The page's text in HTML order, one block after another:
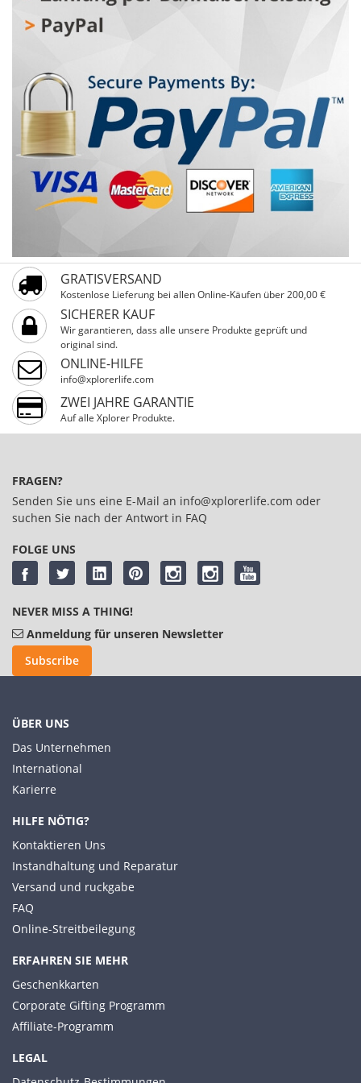
es ideal für Gehen und leichtes Laufen.
GRATISVERSAND
Kostenlose Lieferung bei allen Online-Käufen über 200,00 €
SICHERER KAUF
Wir garantieren, dass alle unsere Produkte geprüft und
original sind.
ONLINE-HILFE
info@xplorerlife.com
ZWEI JAHRE GARANTIE
Auf alle Xplorer Produkte.
FRAGEN?
Senden Sie uns eine E-Mail an info@xplorerlife.com oder
suchen Sie nach der Antwort in FAQ
FOLGE UNS
NEVER MISS A THING!
Anmeldung für unseren Newsletter
Subscribe
ÜBER UNS
Das Unternehmen
International
Karierre
HILFE NÖTIG?
Kontaktieren Uns
Instandhaltung und Reparatur
Versand und ruckgabe
FAQ
Online-Streitbeilegung
ERFAHREN SIE MEHR
Geschenkkarten
Corporate Gifting Programm
Affiliate-Programm
LEGAL